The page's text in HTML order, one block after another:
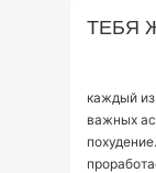
ТЕБЯ
каждый из
важных